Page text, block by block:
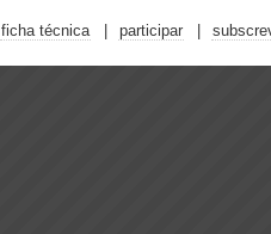
ficha técnica participar